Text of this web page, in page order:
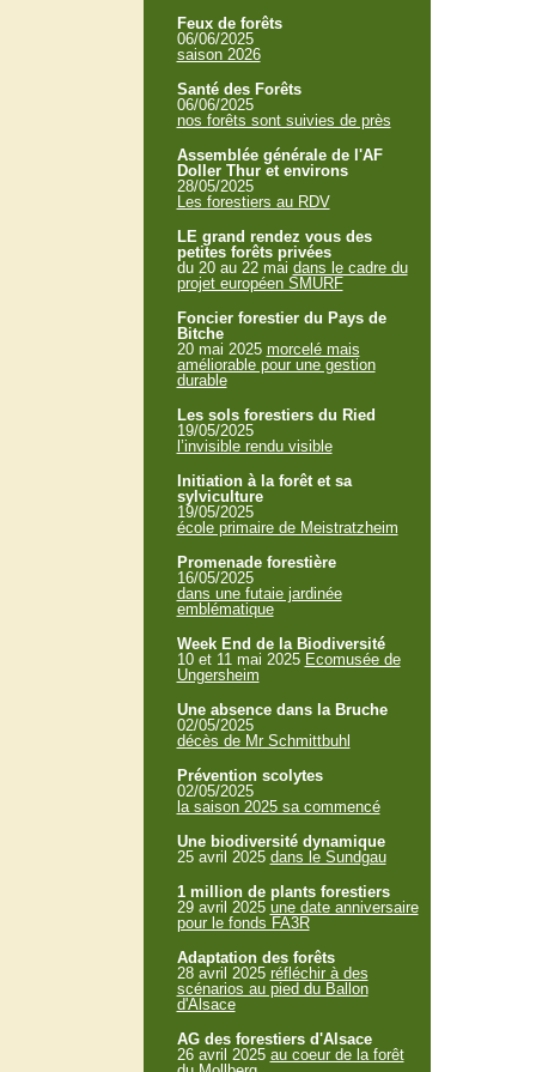
Feux de forêts
06/06/2025
saison 2026
Santé des Forêts
06/06/2025
nos forêts sont suivies de près
Assemblée générale de l'AF
Doller Thur et environs
28/05/2025
Les forestiers au RDV
LE grand rendez vous des
petites forêts privées
du 20 au 22 mai dans le cadre du
projet européen SMURF
Foncier forestier du Pays de
Bitche
20 mai 2025 morcelé mais
améliorable pour une gestion
durable
Les sols forestiers du Ried
19/05/2025
l’invisible rendu visible
Initiation à la forêt et sa
sylviculture
19/05/2025
école primaire de Meistratzheim
Promenade forestière
16/05/2025
dans une futaie jardinée
emblématique
Week End de la Biodiversité
10 et 11 mai 2025 Ecomusée de
Ungersheim
Une absence dans la Bruche
02/05/2025
décès de Mr Schmittbuhl
Prévention scolytes
02/05/2025
la saison 2025 sa commencé
Une biodiversité dynamique
25 avril 2025 dans le Sundgau
1 million de plants forestiers
29 avril 2025 une date anniversaire
pour le fonds FA3R
Adaptation des forêts
28 avril 2025 réfléchir à des
scénarios au pied du Ballon
d'Alsace
AG des forestiers d'Alsace
26 avril 2025 au coeur de la forêt